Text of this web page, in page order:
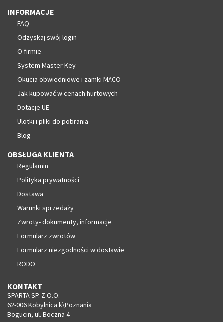
INFORMACJE
FAQ
Odzyskaj swój login
O firmie
System Master Key
Okucia obwiedniowe i zamki MACO
Jak kupować w cenach hurtowych
Dotacje UE
Ulotki i pliki do pobrania
Blog
OBSŁUGA KLIENTA
Regulamin
Polityka prywatności
Dostawa
Warunki sprzedaży
Zwroty- dokumenty, informacje
Formularz zwrotów
Formularz niezgodności w dostawie
RODO
KONTAKT
SPARTA SP. Z O.O.
62-006 Kobylnica k\Poznania
Bogucin, ul. Boczna 4